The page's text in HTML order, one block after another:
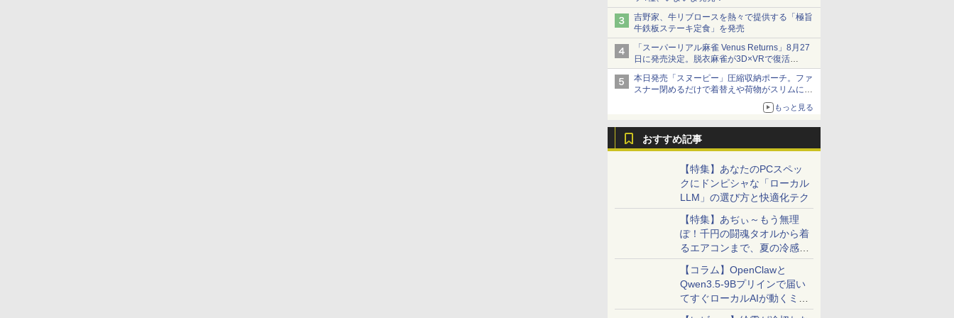
吉野家、牛リブロースを熱々で提供する「極旨
牛鉄板ステーキ定食」を発売
「スーパーリアル麻雀 Venus Returns」8月27
日に発売決定。脱衣麻雀が3D×VRで復活
発売から2週間は20%オフになるセールが実施
本日発売「スヌーピー」圧縮収納ポーチ。ファ
スナー閉めるだけで着替えや荷物がスリムにま
もっと見る
おすすめ記事
【特集】あなたのPCスペッ
クにドンピシャな「ローカル
LLM」の選び方と快適化テク
【特集】あぢぃ～もう無理
ぽ！千円の闘魂タオルから着
るエアコンまで、夏の冷感グ
ッズ一挙紹介
【コラム】OpenClawと
Qwen3.5-9Bプリインで届い
てすぐローカルAIが動くミニ
PC「SER9 Pro」